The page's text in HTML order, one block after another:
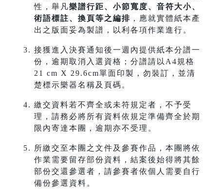
性，舉凡樂譜行距、小節寬度、音符大小、
術語標註、換頁等之編排 ，應就實體紙本產
出之版面妥為製譜，以利各項作業進行。
接獲進入決賽通知後一週內提供紙本分譜一
份，逾期取消入選資格；分譜請以A4規格
21 cm X 29.6cm單面印製，勿裝訂，並清
楚標示樂器名稱及頁碼。
繳交資料若不齊全或未符規定者，不予受
理，請務必將所有資料依規定準備齊全於期
限內寄達本團，逾期亦不受理。
所繳交至本團之文件及參賽作品，本團將依
作業需要留存部份資料，結案後始得將其餘
部份交還參選者，請參賽者依個人需要自行
備份參選資料。